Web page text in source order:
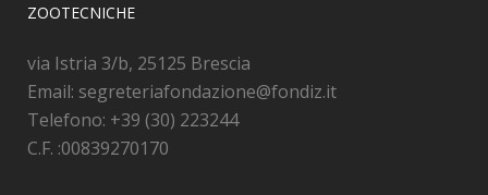
ZOOTECNICHE
via Istria 3/b, 25125 Brescia
Email: segreteriafondazione@fondiz.it
Telefono: +39 (30) 223244
C.F. :00839270170